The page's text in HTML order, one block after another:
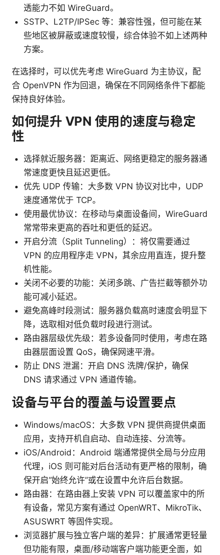
透能力不如 WireGuard。
SSTP、L2TP/IPSec 等：兼容性强，但可能在某
些地区被屏蔽或速度较慢，综合体验不如上述两种
方案。
在选择时，可以优先考虑 WireGuard 为主协议，配
合 OpenVPN 作为回退，确保在不同网络条件下都能
保持良好体验。
如何提升 VPN 使用的速度与稳定
性
选择就近服务器：距离近、网络更稳定的服务器通
常速度更快且延迟更低。
优先 UDP 传输：大多数 VPN 协议对比中，UDP
速度通常优于 TCP。
使用最优协议：在移动与桌面设备间，WireGuard
常常带来更高的吞吐和更低的延迟。
开启分流（Split Tunneling）：将仅需要通过
VPN 的应用程序走 VPN，其余应用直连，提升整
机性能。
关闭不必要的功能：关闭多跳、广告拦截等额外功
能可减小延迟。
避免高峰时段测试：服务器负载高时速度会明显下
降，选取相对低负载时段进行测试。
路由器层级优先级：若多设备同时使用，考虑在路
由器层面设置 QoS，确保网速平滑。
防止 DNS 泄漏：开启 DNS 洗牌/保护，确保
DNS 请求通过 VPN 通道传输。
设备与平台的覆盖与设置要点
Windows/macOS：大多数 VPN 提供商提供桌面
应用，支持开机自启动、自动连接、分流等。
iOS/Android：Android 端通常提供全局与分应用
代理，iOS 则可能对后台活动有更严格的限制，确
保开启“始终允许”或在设置中允许后台数据。
路由器：在路由器上安装 VPN 可以覆盖家中的所
有设备，常见方案有通过 OpenWRT、MikroTik、
ASUSWRT 等固件实现。
浏览器扩展与独立客户端的差异：扩展通常更轻量
但功能有限，桌面/移动端客户端功能更全面，如